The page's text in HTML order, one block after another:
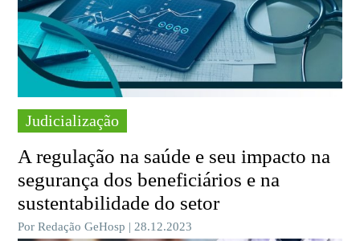
Judicialização
A regulação na saúde e seu impacto na
segurança dos beneficiários e na
sustentabilidade do setor
Por Redação GeHosp | 28.12.2023